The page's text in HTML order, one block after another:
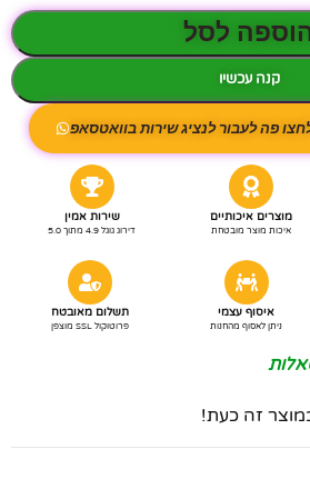
לסל
קנה עכשיו
פה לעבור לנציג שירות בוואטסאפ
מוצרים איכותיים
איכות מוצר מובטחת
שירות אמין
דירוג גוגל 4.9 מתוך 5.0
איסוף עצמי
ניתן לאסוף מהחנות
תשלום מאובטח
פרוטוקול SSL מוצפן
זה כעת!